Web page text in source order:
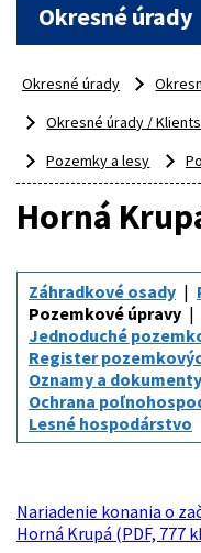
Okresné úrady
Okresné úrady
Okresné úrady /
Pozemky a lesy
Horná
Záhradkové osady
Pozemkové úpravy
Jednoduché
Register
Oznamy a
Ochrana
Lesné hospodárstvo
Nariadenie konania o
Horná Krupá (PDF, 777